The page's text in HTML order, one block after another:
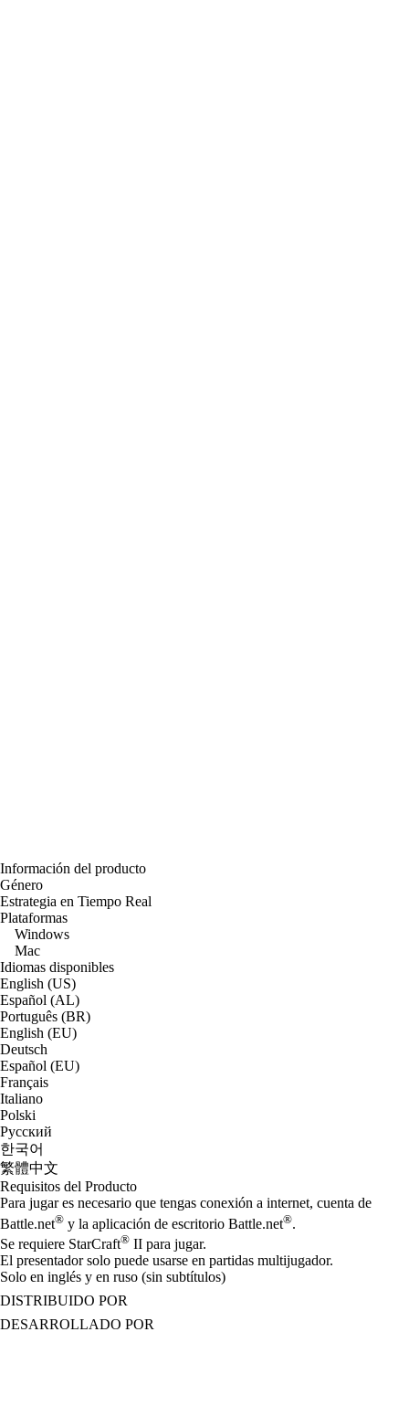
Información del producto
Género
Estrategia en Tiempo Real
Plataformas
Windows
Mac
Idiomas disponibles
English (US)
Español (AL)
Português (BR)
English (EU)
Deutsch
Español (EU)
Français
Italiano
Polski
Русский
한국어
繁體中文
Requisitos del Producto
Para jugar es necesario que tengas conexión a internet, cuenta de
Battle.net® y la aplicación de escritorio Battle.net®.
Se requiere StarCraft® II para jugar.
El presentador solo puede usarse en partidas multijugador.
Solo en inglés y en ruso (sin subtítulos)
DISTRIBUIDO POR
DESARROLLADO POR